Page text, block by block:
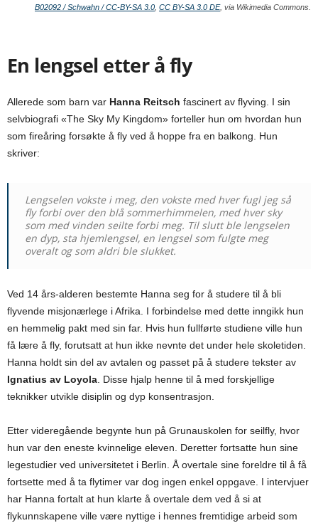
B02092 / Schwahn / CC-BY-SA 3.0 CC BY-SA 3.0 DE, via Wikimedia Commons.
En lengsel etter å fly
Allerede som barn var Hanna Reitsch fascinert av flyving. I sin
selvbiografi «The Sky My Kingdom» forteller hun om hvordan hun
som fireåring forsøkte å fly ved å hoppe fra en balkong. Hun
skriver:
Lengselen vokste i meg, den vokste med hver fugl jeg så
fly forbi over den blå sommerhimmelen, med hver sky
som med vinden seilte forbi meg. Til slutt ble lengselen
en dyp, sta hjemlengsel, en lengsel som fulgte meg
overalt og som aldri ble slukket.
Ved 14 års-alderen bestemte Hanna seg for å studere til å bli
flyvende misjonærlege i Afrika. I forbindelse med dette inngikk hun
en hemmelig pakt med sin far. Hvis hun fullførte studiene ville hun
få lære å fly, forutsatt at hun ikke nevnte det under hele skoletiden.
Hanna holdt sin del av avtalen og passet på å studere tekster av
Ignatius av Loyola . Disse hjalp henne til å med forskjellige
teknikker utvikle disiplin og dyp konsentrasjon.
Etter videregående begynte hun på Grunauskolen for seilfly, hvor
hun var den eneste kvinnelige eleven. Deretter fortsatte hun sine
legestudier ved universitetet i Berlin. Å overtale sine foreldre til å få
fortsette med å ta flytimer var dog ingen enkel oppgave. I intervjuer
har Hanna fortalt at hun klarte å overtale dem ved å si at
flykunnskapene ville være nyttige i hennes fremtidige arbeid som